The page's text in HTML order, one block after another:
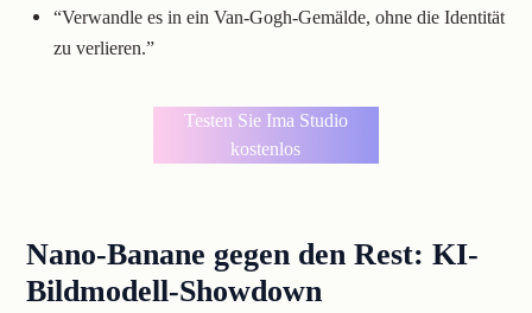
“Verwandle es in ein Van-Gogh-Gemälde, ohne die Identität
zu verlieren.”
Testen Sie Ima Studio
kostenlos
Nano-Banane gegen den Rest: KI-
Bildmodell-Showdown